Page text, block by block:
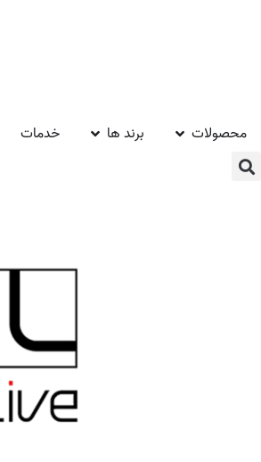
محصولات برند ها خدمات